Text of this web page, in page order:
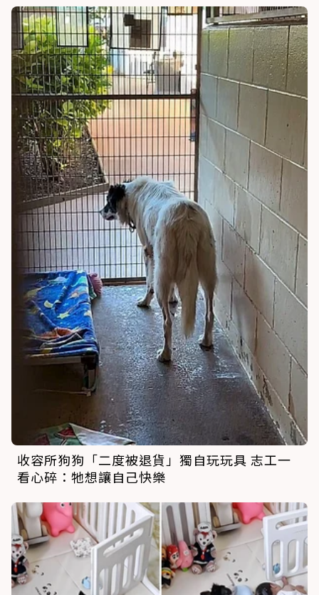
收容所狗狗「二度被退貨」獨自玩玩具 志工一
看心碎：牠想讓自己快樂